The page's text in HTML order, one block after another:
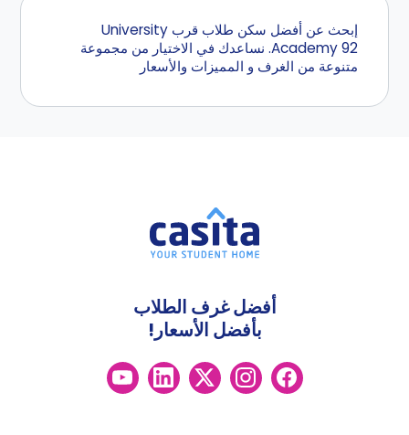
إبحث عن أفضل سكن طلاب قرب University
Academy 92. نساعدك في الاختيار من مجموعة
متنوعة من الغرف و المميزات والأسعار
أفضل غرف الطلاب
بأفضل الأسعار!